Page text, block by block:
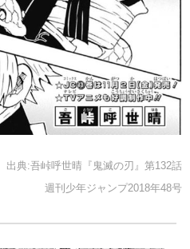
出典:吾峠呼世晴『鬼滅の刃』第132話
週刊少年ジャンプ2018年48号